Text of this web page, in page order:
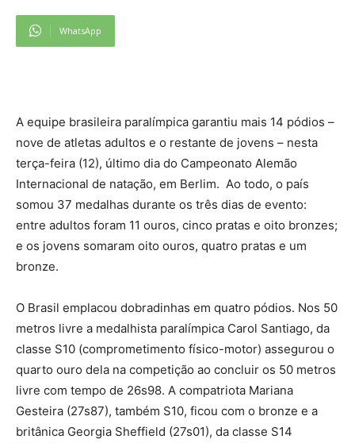
WhatsApp
A equipe brasileira paralímpica garantiu mais 14 pódios –
nove de atletas adultos e o restante de jovens – nesta
terça-feira (12), último dia do Campeonato Alemão
Internacional de natação, em Berlim. Ao todo, o país
somou 37 medalhas durante os três dias de evento:
entre adultos foram 11 ouros, cinco pratas e oito bronzes;
e os jovens somaram oito ouros, quatro pratas e um
bronze.
O Brasil emplacou dobradinhas em quatro pódios. Nos 50
metros livre a medalhista paralímpica Carol Santiago, da
classe S10 (comprometimento físico-motor) assegurou o
quarto ouro dela na competição ao concluir os 50 metros
livre com tempo de 26s98. A compatriota Mariana
Gesteira (27s87), também S10, ficou com o bronze e a
britânica Georgia Sheffield (27s01), da classe S14